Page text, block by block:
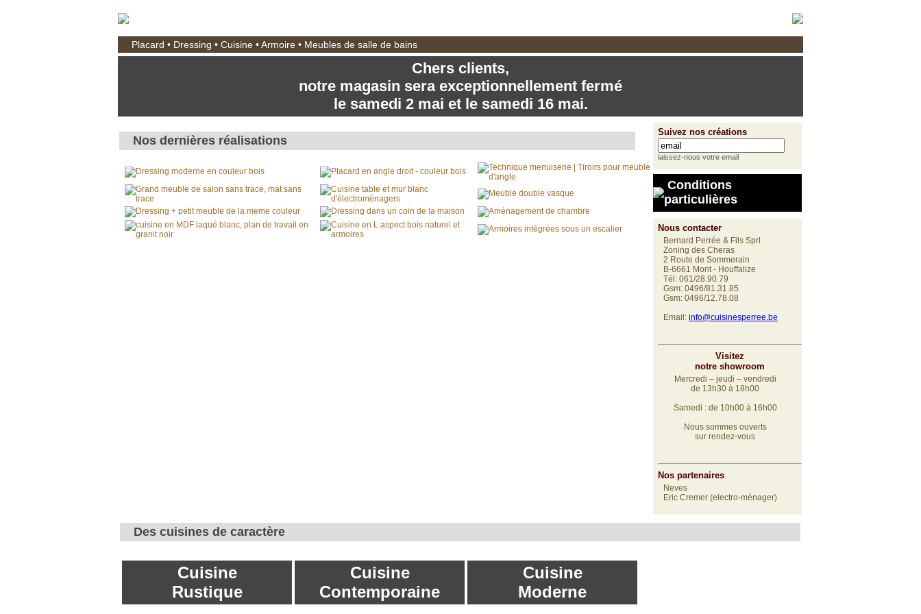
Placard • Dressing • Cuisine • Armoire • Meubles de salle de bains
Chers clients,
notre magasin sera exceptionnellement fermé
le samedi 2 mai et le samedi 16 mai.
Nos dernières réalisations
Suivez nos créations
laissez-nous votre email
Conditions
particulières
Nous contacter
Bernard Perrée & Fils Sprl
Zoning des Cheras
2 Route de Sommerain
B-6661 Mont - Houffalize
Tél: 061/28.90.79
Gsm: 0496/81.31.85
Gsm: 0496/12.78.08
Email: info@cuisinesperree.be
Visitez
notre showroom
Mercredi – jeudi – vendredi
de 13h30 à 18h00
Samedi : de 10h00 à 16h00
Nous sommes ouverts
sur rendez-vous
Nos partenaires
Neves
Eric Cremer (electro-ménager)
Des cuisines de caractère
Cuisine
Rustique
Cuisine
Contemporaine
Cuisine
Moderne